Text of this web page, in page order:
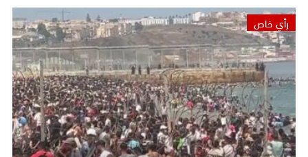
رأي خاص